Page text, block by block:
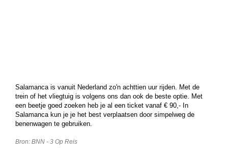
Salamanca is vanuit Nederland zo'n achttien uur rijden. Met de
trein of het vliegtuig is volgens ons dan ook de beste optie. Met
een beetje goed zoeken heb je al een ticket vanaf € 90,- In
Salamanca kun je je het best verplaatsen door simpelweg de
benenwagen te gebruiken.
Bron: BNN - 3 Op Reis